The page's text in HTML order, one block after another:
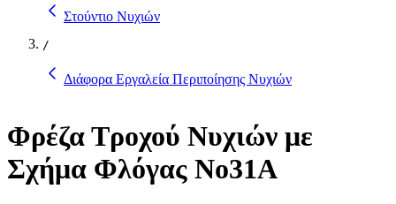
Στούντιο Νυχιών
/
Διάφορα Εργαλεία Περιποίησης Νυχιών
Φρέζα Τροχού Νυχιών με
Σχήμα Φλόγας No31A